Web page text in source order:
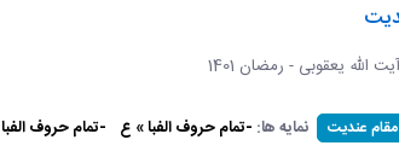
الله یعقوبی - رمضان 1401
مقام عندیت نمایه ها: -تمام حروف الفبا » ع -تمام حروف الفبا